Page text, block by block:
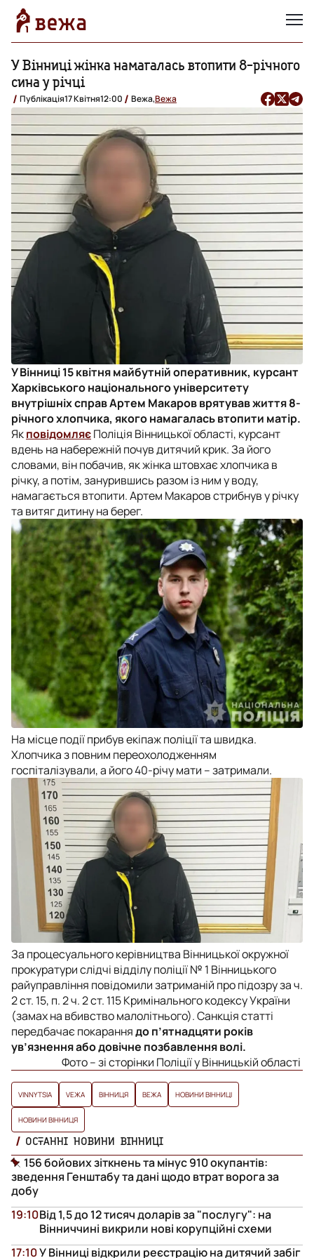
У Вінниці жінка намагалась втопити 8-річного
сина у річці
Публікація17 Квітня12:00 Вежа,Вежа
У Вінниці 15 квітня майбутній оперативник, курсант
Харківського національного університету
внутрішніх справ Артем Макаров врятував життя 8-
річного хлопчика, якого намагалась втопити матір.
ЯкповідомляєПоліція Вінницької області, курсант
вдень на набережній почув дитячий крик. За його
словами, він побачив, як жінка штовхає хлопчика в
річку, а потім, занурившись разом із ним у воду,
намагається втопити. Артем Макаров стрибнув у річку
та витяг дитину на берег.
На місце події прибув екіпаж поліції та швидка.
Хлопчика з повним переохолодженням
госпіталізували, а його 40-річу мати – затримали.
За процесуального керівництва Вінницької окружної
прокуратури слідчі відділу поліції № 1 Вінницького
райуправління повідомили затриманій про підозру за ч.
2 ст. 15, п. 2 ч. 2 ст. 115 Кримінального кодексу України
(замах на вбивство малолітнього). Санкція статті
передбачає покараннядо п’ятнадцяти років
ув’язнення або довічне позбавлення волі.
Фото – зі сторінки Поліції у Вінницькій області
VINNYTSIA VЕЖА ВІННИЦЯ ВЕЖА НОВИНИ ВІННИЦІ
НОВИНИ ВІННИЦЯ
ОСТАННІ НОВИНИ ВІННИЦІ
156 бойових зіткнень та мінус 910 окупантів:
зведення Генштабу та дані щодо втрат ворога за
добу
Від 1,5 до 12 тисяч доларів за "послугу": на
Вінниччині викрили нові корупційні схеми
19:10
У Вінниці відкрили реєстрацію на дитячий забіг
17:10